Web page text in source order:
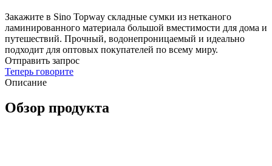
Закажите в Sino Topway складные сумки из нетканого
ламинированного материала большой вместимости для дома и
путешествий. Прочный, водонепроницаемый и идеально
подходит для оптовых покупателей по всему миру.
Отправить запрос
Теперь говорите
Описание
Обзор продукта